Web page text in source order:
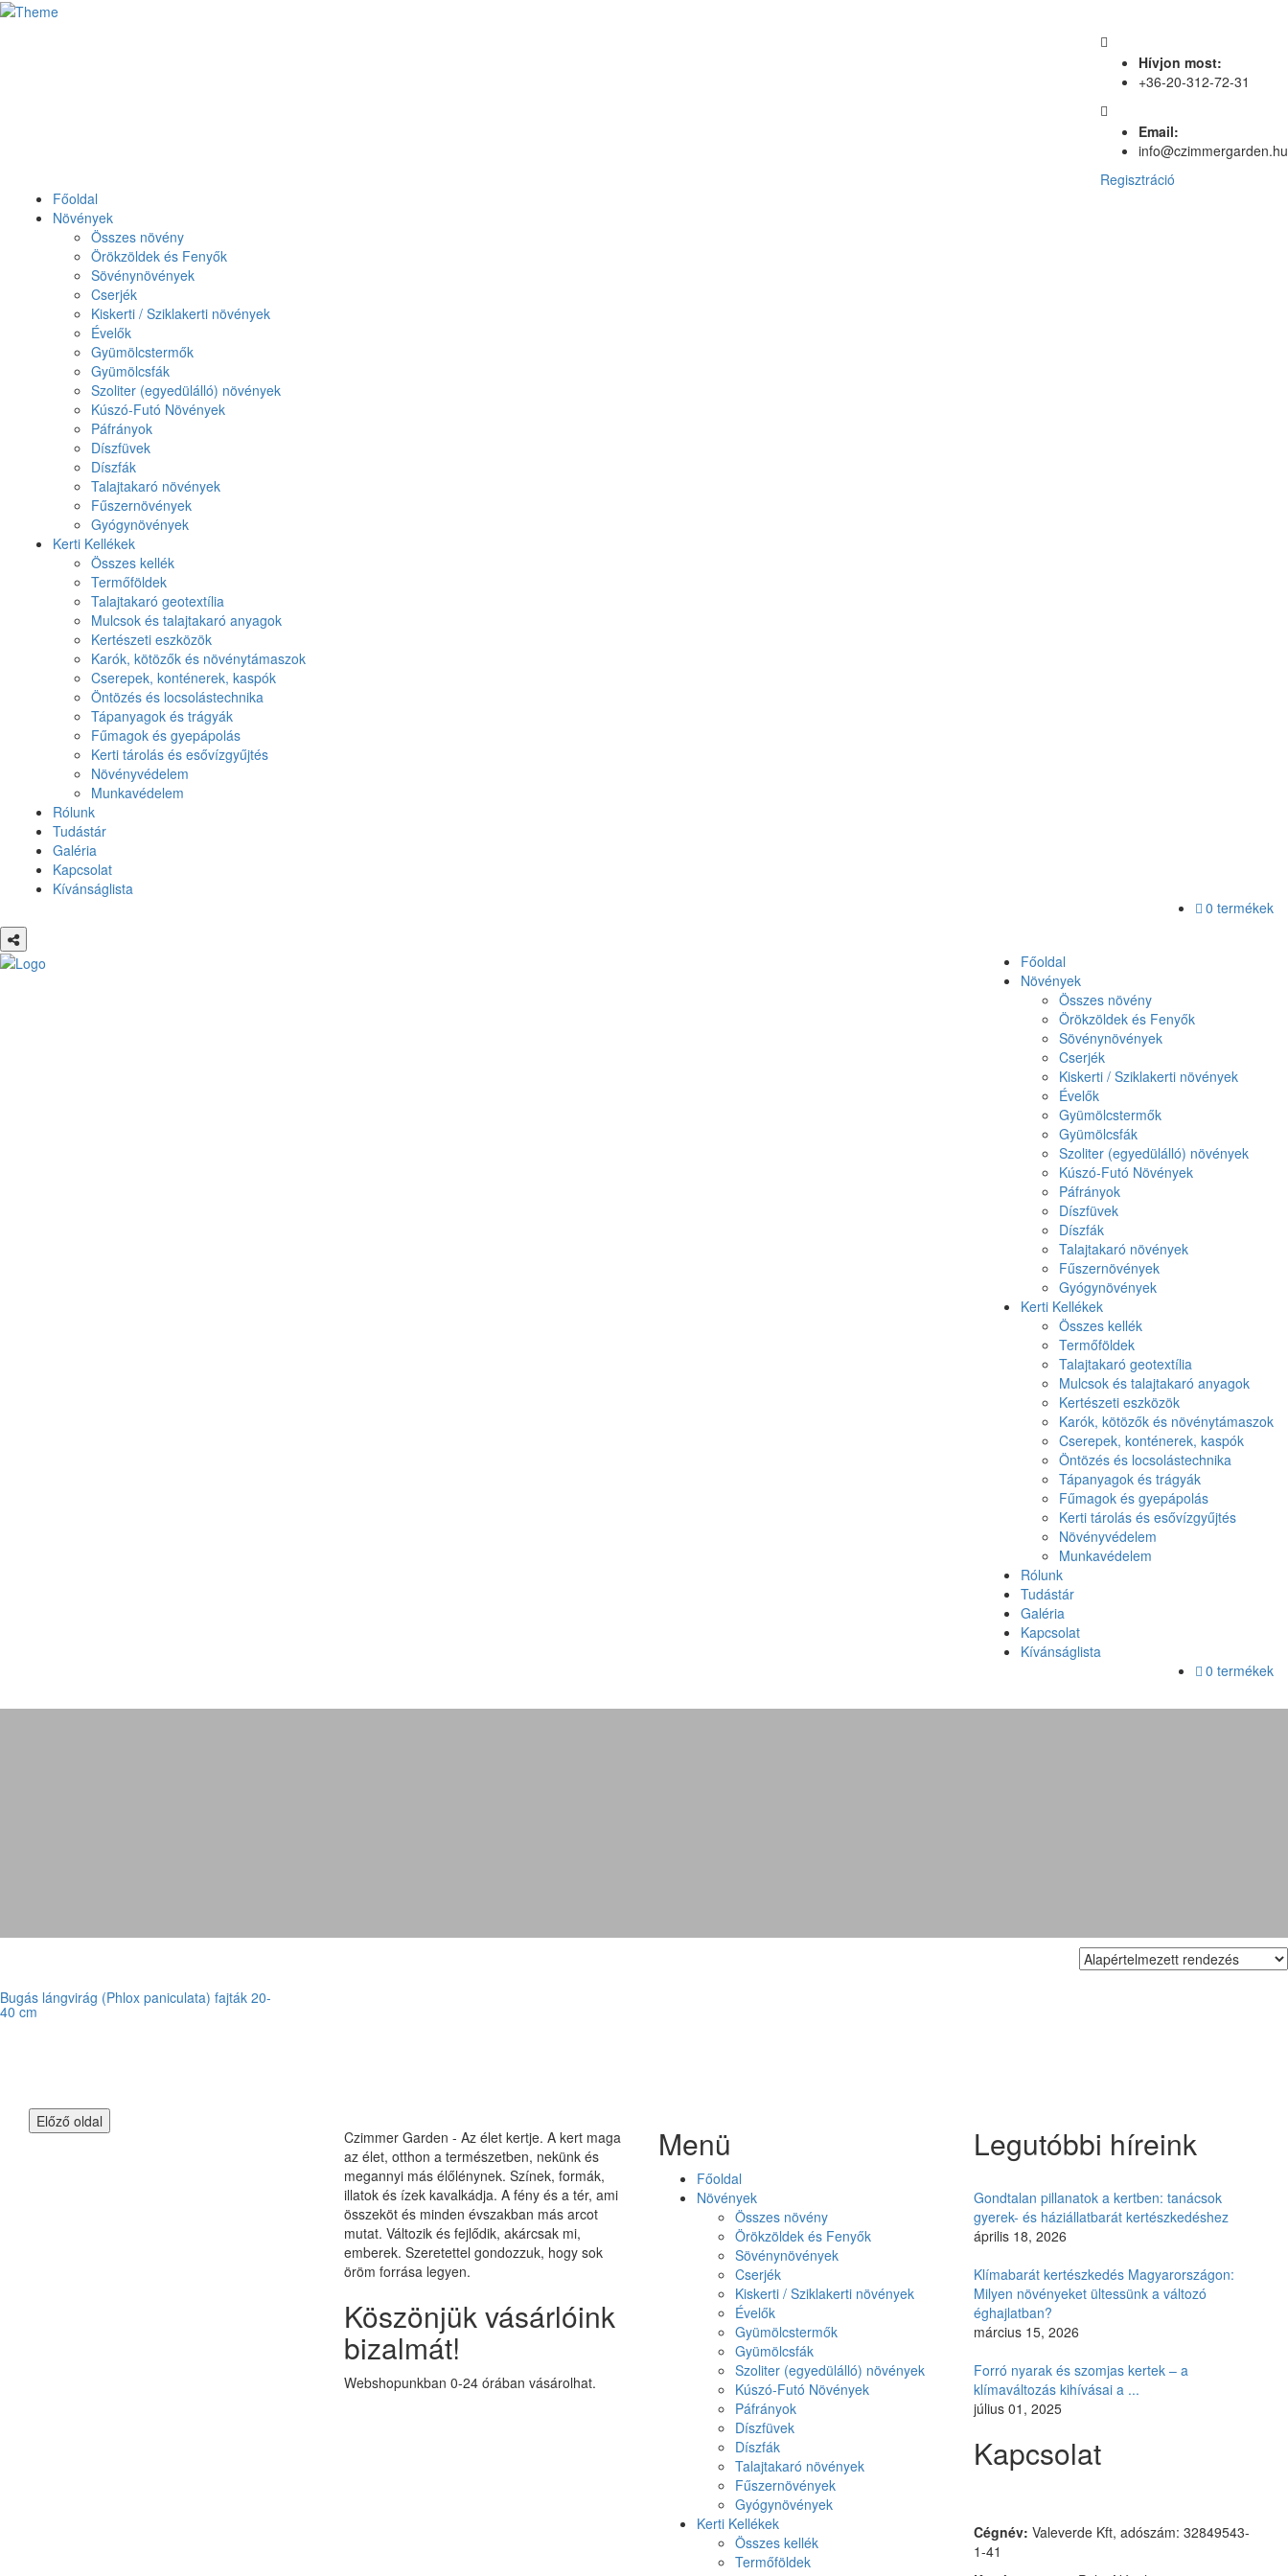
Hívjon most:
+36-20-312-72-31
Email:
info@czimmergarden.hu
Regisztráció
Főoldal
Növények
Összes növény
Örökzöldek és Fenyők
Sövénynövények
Cserjék
Kiskerti / Sziklakerti növények
Évelők
Gyümölcstermők
Gyümölcsfák
Szoliter (egyedülálló) növények
Kúszó-Futó Növények
Páfrányok
Díszfüvek
Díszfák
Talajtakaró növények
Fűszernövények
Gyógynövények
Kerti Kellékek
Összes kellék
Termőföldek
Talajtakaró geotextília
Mulcsok és talajtakaró anyagok
Kertészeti eszközök
Karók, kötözők és növénytámaszok
Cserepek, konténerek, kaspók
Öntözés és locsolástechnika
Tápanyagok és trágyák
Fűmagok és gyepápolás
Kerti tárolás és esővízgyűjtés
Növényvédelem
Munkavédelem
Rólunk
Tudástár
Galéria
Kapcsolat
Kívánságlista
0 termékek
Főoldal
Növények
Összes növény
Örökzöldek és Fenyők
Sövénynövények
Cserjék
Kiskerti / Sziklakerti növények
Évelők
Gyümölcstermők
Gyümölcsfák
Szoliter (egyedülálló) növények
Kúszó-Futó Növények
Páfrányok
Díszfüvek
Díszfák
Talajtakaró növények
Fűszernövények
Gyógynövények
Kerti Kellékek
Összes kellék
Termőföldek
Talajtakaró geotextília
Mulcsok és talajtakaró anyagok
Kertészeti eszközök
Karók, kötözők és növénytámaszok
Cserepek, konténerek, kaspók
Öntözés és locsolástechnika
Tápanyagok és trágyák
Fűmagok és gyepápolás
Kerti tárolás és esővízgyűjtés
Növényvédelem
Munkavédelem
Rólunk
Tudástár
Galéria
Kapcsolat
Kívánságlista
0 termékek
Bugás lángvirág (Phlox paniculata) fajták 20-
40 cm
Czimmer Garden - Az élet kertje. A kert maga
az élet, otthon a természetben, nekünk és
megannyi más élőlénynek. Színek, formák,
illatok és ízek kavalkádja. A fény és a tér, ami
összeköt és minden évszakban más arcot
mutat. Változik és fejlődik, akárcsak mi,
emberek. Szeretettel gondozzuk, hogy sok
öröm forrása legyen.
Köszönjük vásárlóink
bizalmát!
Webshopunkban 0-24 órában vásárolhat.
Menü
Főoldal
Növények
Összes növény
Örökzöldek és Fenyők
Sövénynövények
Cserjék
Kiskerti / Sziklakerti növények
Évelők
Gyümölcstermők
Gyümölcsfák
Szoliter (egyedülálló) növények
Kúszó-Futó Növények
Páfrányok
Díszfüvek
Díszfák
Talajtakaró növények
Fűszernövények
Gyógynövények
Kerti Kellékek
Összes kellék
Termőföldek
Legutóbbi híreink
Gondtalan pillanatok a kertben: tanácsok
gyerek- és háziállatbarát kertészkedéshez
április 18, 2026
Klímabarát kertészkedés Magyarországon:
Milyen növényeket ültessünk a változó
éghajlatban?
március 15, 2026
Forró nyarak és szomjas kertek – a
klímaváltozás kihívásai a ...
július 01, 2025
Kapcsolat
Cégnév: Valeverde Kft, adószám: 32849543-
1-41